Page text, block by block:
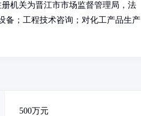
机关为晋江市市场监督管理局，法
备；工程技术咨询；对化工产品生产
500万元